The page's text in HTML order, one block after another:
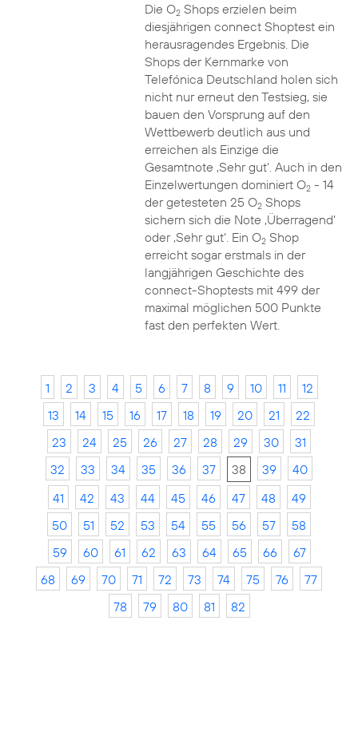
Die O2Shops erzielen beim
diesjährigen connect Shoptest ein
herausragendes Ergebnis. Die
Shops der Kernmarke von
Telefónica Deutschland holen sich
nicht nur erneut den Testsieg, sie
bauen den Vorsprung auf den
Wettbewerb deutlich aus und
erreichen als Einzige die
Gesamtnote ‚Sehr gut‘. Auch in den
Einzelwertungen dominiert O2- 14
der getesteten 25 O2Shops
sichern sich die Note ‚Überragend‘
oder ‚Sehr gut‘. Ein O2Shop
erreicht sogar erstmals in der
langjährigen Geschichte des
connect-Shoptests mit 499 der
maximal möglichen 500 Punkte
fast den perfekten Wert.
1 2 3 4 5 6 7 8 9 10 11
12
13
14 15 16 17 18 19 20 21
22
23
24 25 26 27 28 29 30
31
32
33 34 35 36 37 38 39
40
41
42 43 44 45 46 47 48
49
50
51 52 53 54 55 56 57
58
59
60 61 62 63 64 65 66
67
68
69 70 71 72 73 74 75 76
77
78
79 80 81 82